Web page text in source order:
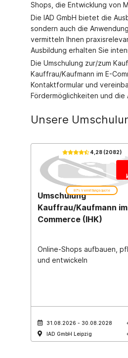
Shops, die Entwicklung von
Die IAD GmbH bietet die
sondern auch die
vermitteln Ihnen
Ausbildung erhalten Sie
Die Umschulung zur/zum
Kauffrau/Kaufmann im E-
Kontaktformular und
Fördermöglichkeiten und die
Unsere
4,28 (2082)
87% Vermittlungsquote
Umschulung
Kauffrau/Kaufmann im
Commerce (IHK)
Online-Shops aufbauen,
und entwickeln
31.08.2026 - 30.08.2028
IAD GmbH Leipzig